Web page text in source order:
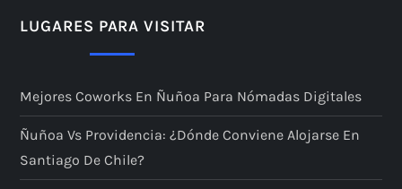
LUGARES PARA VISITAR
Mejores Coworks En Ñuñoa Para Nómadas Digitales
Ñuñoa Vs Providencia: ¿dónde Conviene Alojarse En
Santiago De Chile?